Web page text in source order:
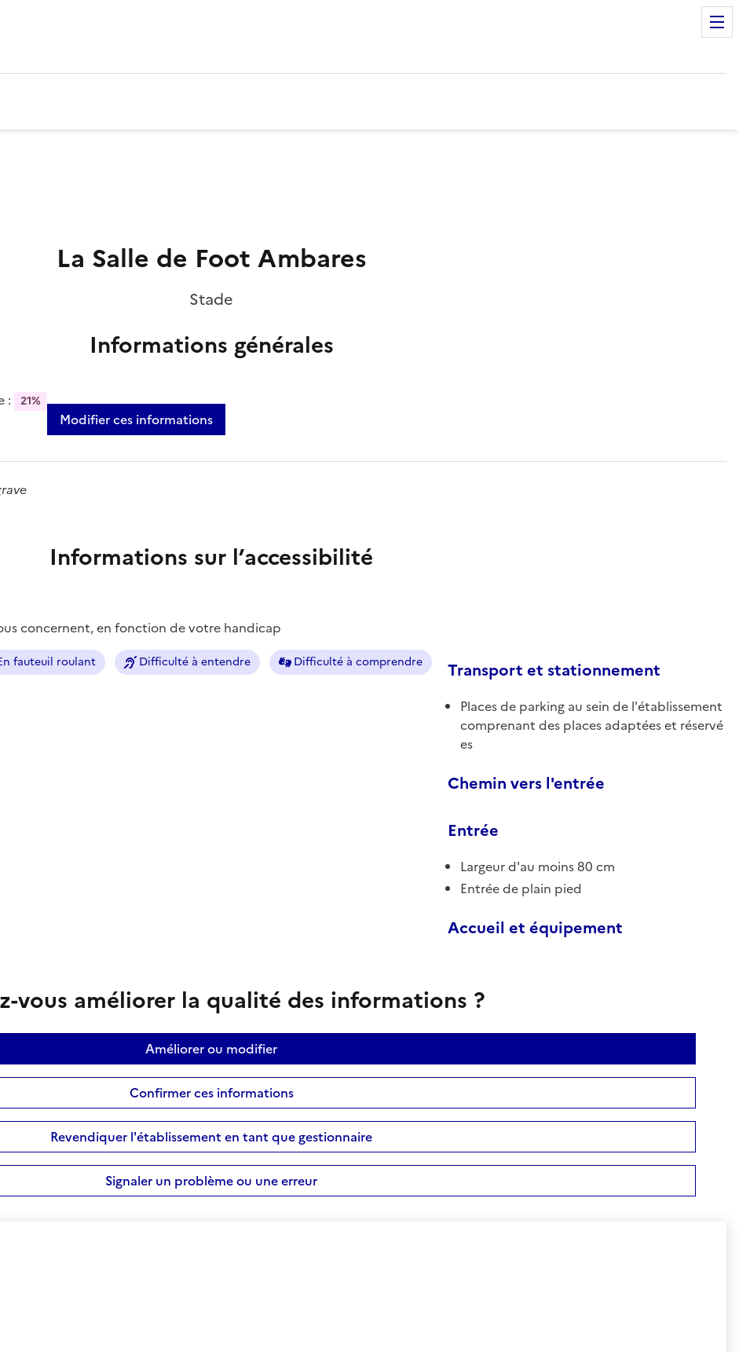
La Salle de Foot Ambares
Stade
Informations générales
: 21%
Modifier ces informations
Informations sur l’accessibilité
concernent, en fonction de votre handicap
fauteuil roulant Difficulté à entendre Difficulté à comprendre Transport et stationnement
Places de parking au sein de l'établissement
comprenant des places adaptées et réservé
es
Chemin vers l'entrée
Entrée
Largeur d'au moins 80 cm
Entrée de plain pied
Accueil et équipement
vous améliorer la qualité des informations ?
Améliorer ou modifier
Confirmer ces informations
Revendiquer l'établissement en tant que gestionnaire
Signaler un problème ou une erreur